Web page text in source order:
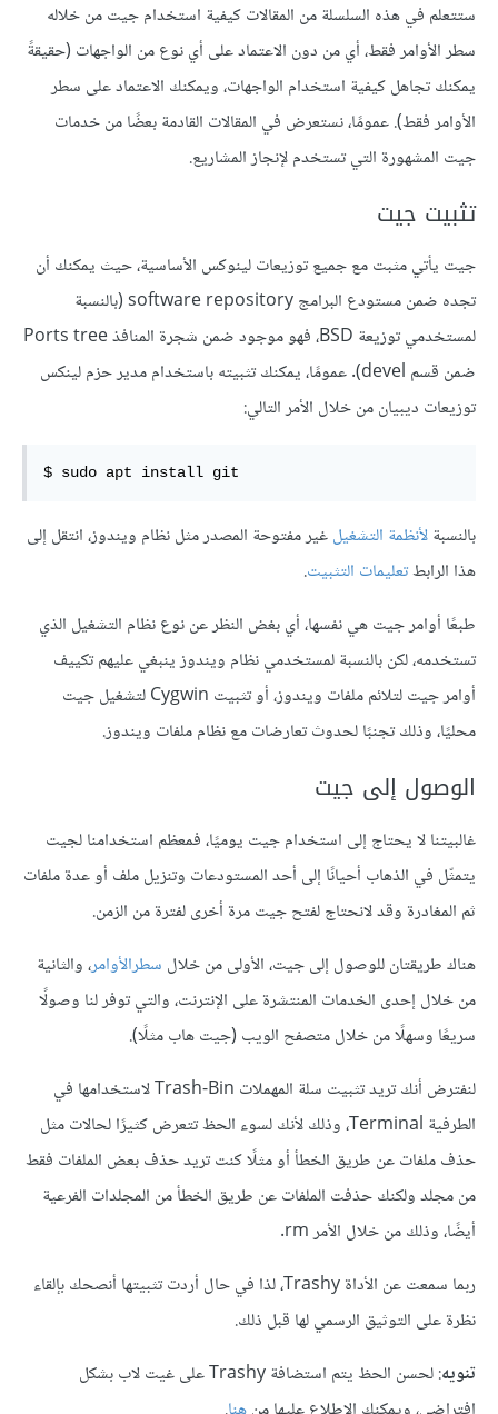
ستتعلم في هذه السلسلة من المقالات كيفية استخدام جيت من خلاله
سطر الأوامر فقط، أي من دون الاعتماد على أي نوع من الواجهات (حقيقةً
يمكنك تجاهل كيفية استخدام الواجهات، ويمكنك الاعتماد على سطر
الأوامر فقط). عمومًا، نستعرض في المقالات القادمة بعضًا من خدمات
جيت المشهورة التي تستخدم لإنجاز المشاريع.
تثبيت جيت
جيت يأتي مثبت مع جميع توزيعات لينوكس الأساسية، حيث يمكنك أن
تجده ضمن مستودع البرامج software repository (بالنسبة
لمستخدمي توزيعة BSD، فهو موجود ضمن شجرة المنافذ Ports tree
ضمن قسم devel). عمومًا، يمكنك تثبيته باستخدام مدير حزم لينكس
توزيعات ديبيان من خلال الأمر التالي:
$ sudo apt install git
بالنسبةلأنظمة التشغيلغير مفتوحة المصدر مثل نظام ويندوز، انتقل إلى
هذا الرابطتعليمات التثبيت.
طبعًا أوامر جيت هي نفسها، أي بغض النظر عن نوع نظام التشغيل الذي
تستخدمه، لكن بالنسبة لمستخدمي نظام ويندوز ينبغي عليهم تكييف
أوامر جيت لتلائم ملفات ويندوز، أو تثبيت Cygwin لتشغيل جيت
محليًا، وذلك تجنبًا لحدوث تعارضات مع نظام ملفات ويندوز.
الوصول إلى جيت
غالبيتنا لا يحتاج إلى استخدام جيت يوميًا، فمعظم استخدامنا لجيت
يتمثّل في الذهاب أحيانًا إلى أحد المستودعات وتنزيل ملف أو عدة ملفات
ثم المغادرة وقد لانحتاج لفتح جيت مرة أخرى لفترة من الزمن.
هناك طريقتان للوصول إلى جيت، الأولى من خلال سطرالأوامر، والثانية
من خلال إحدى الخدمات المنتشرة على الإنترنت، والتي توفر لنا وصولًا
سريعًا وسهلًا من خلال متصفح الويب (جيت هاب مثلًا).
لنفترض أنك تريد تثبيت سلة المهملات Trash-Bin لاستخدامها في
الطرفية Terminal، وذلك لأنك لسوء الحظ تتعرض كثيرًا لحالات مثل
حذف ملفات عن طريق الخطأ أو مثلًا كنت تريد حذف بعض الملفات فقط
من مجلد ولكنك حذفت الملفات عن طريق الخطأ من المجلدات الفرعية
أيضًا، وذلك من خلال الأمر rm.
ربما سمعت عن الأداة Trashy، لذا في حال أردت تثبيتها أنصحك بإلقاء
نظرة على التوثيق الرسمي لها قبل ذلك.
تنويه
: لحسن الحظ يتم استضافة Trashy على غيت لاب بشكل